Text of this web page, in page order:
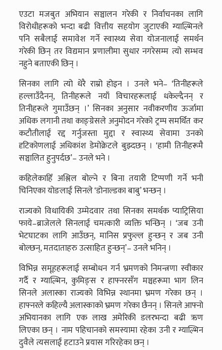
एउटा मजबुत अभियान सञ्चालन गरेकी र निर्वाचनका लागि
विरोधीहरूको भन्दा बढी वित्तीय सहयोग जुटाएकी ग्याल्भिनले
पनि सबैलाई समावेश गर्ने स्वास्थ्य सेवा योजनालाई समर्थन
गरेकी छिन् तर विद्यमान प्रणालीमा सुधार नगरेसम्म त्यो सम्भव
नहुने बताएकी छिन् ।
सिनका लागि त्यो धेरै राम्रो होइन । उनले भने– ‘तिनीहरूले
हल्लाउँदैनन्, तिनीहरूले नयाँ विचारहरूलाई धकेल्दैनन् र
तिनीहरूले गुमाउँछन् ।’ सिनका अनुसार नवीकरणीय ऊर्जामा
अधिक लगानी तथा काङ्ग्रेसले अनुमोदन गरेको ट्रम्प समर्थित कर
कटौतीलाई रद्द गर्नुजस्ता मुद्दा र स्वास्थ्य सेवामा उनको
दृटिकोणलाई अधिकांश डेमोक्रेटले बुझ्दछन् । ‘हामी तिनीहरूमै
सञ्चालित हुनुपर्दछ’– उनले भने ।
कहिलेकाहिँ अश्लिल बोल्ने र बिना तयारी टिप्पणी गर्ने भनी
चिनिएका योङलाई सिनले ‘डोनाल्डका बाबु’ भन्छन् ।
राज्यको विधायिकी उम्मेदवार तथा सिनका समर्थक प्याट्रिसिया
फाये–ब्राजेलले सिनलाई चमत्कारी व्यक्ति भन्छिन् । ‘जब उनी
भेटघाटका लागि आउँछन्, मानिस प्रफुल्ल हुन्छन् र जब उनी
बोल्छन्, मतदाताहरु उत्साहित हुन्छन्’– उनले भनिन् ।
विभिन्न समूहहरूलाई सम्बोधन गर्न भ्रमणको निमन्त्रणा स्वीकार
गर्दै र ग्याल्भिन, कुमिङ्स र हाफ्नरसँग मञ्चहरूमा भाग लिन
सिनले अलास्का राज्यको विभिन्न स्थानमा भ्रमण गरेका छन् ।
हाफ्नरले कहिल्यै अलास्काको भ्रमण गरेका छैनन् । सिनले आफ्नो
अभियानका लागि एक लाख अमेरिकी डलरभन्दा बढी ऋण
लिएका छन् । नाम पहिचानको समस्यामा रहेका उनी र ग्याल्भिन
दुवैले त्यसलाई हटाउने प्रयास गरिरहेका छन् ।